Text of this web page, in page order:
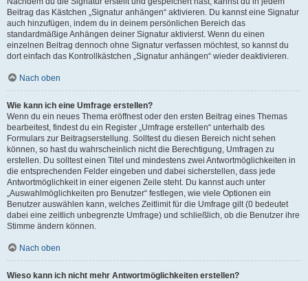
Beitrag das Kästchen „Signatur anhängen“ aktivieren. Du kannst eine Signatur
auch hinzufügen, indem du in deinem persönlichen Bereich das
standardmäßige Anhängen deiner Signatur aktivierst. Wenn du einen
einzelnen Beitrag dennoch ohne Signatur verfassen möchtest, so kannst du
dort einfach das Kontrollkästchen „Signatur anhängen“ wieder deaktivieren.
Nach oben
Wie kann ich eine Umfrage erstellen?
Wenn du ein neues Thema eröffnest oder den ersten Beitrag eines Themas
bearbeitest, findest du ein Register „Umfrage erstellen“ unterhalb des
Formulars zur Beitragserstellung. Solltest du diesen Bereich nicht sehen
können, so hast du wahrscheinlich nicht die Berechtigung, Umfragen zu
erstellen. Du solltest einen Titel und mindestens zwei Antwortmöglichkeiten in
die entsprechenden Felder eingeben und dabei sicherstellen, dass jede
Antwortmöglichkeit in einer eigenen Zeile steht. Du kannst auch unter
„Auswahlmöglichkeiten pro Benutzer“ festlegen, wie viele Optionen ein
Benutzer auswählen kann, welches Zeitlimit für die Umfrage gilt (0 bedeutet
dabei eine zeitlich unbegrenzte Umfrage) und schließlich, ob die Benutzer ihre
Stimme ändern können.
Nach oben
Wieso kann ich nicht mehr Antwortmöglichkeiten erstellen?